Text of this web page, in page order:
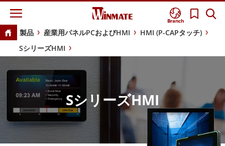
Branch
製品 産業用パネルPCおよびHMI
HMI (P-CAPタッチ)
SシリーズHMI
SシリーズHMI